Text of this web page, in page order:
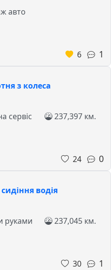
авто
6 1
з колеса
сервіс 237,397 км.
24 0
водія
руками 237,045 км.
30 1